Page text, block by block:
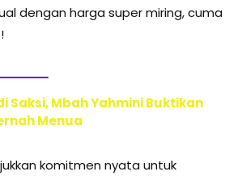
dengan harga super miring, cuma
Saksi, Mbah Yahmini Buktikan
Menua
komitmen nyata untuk